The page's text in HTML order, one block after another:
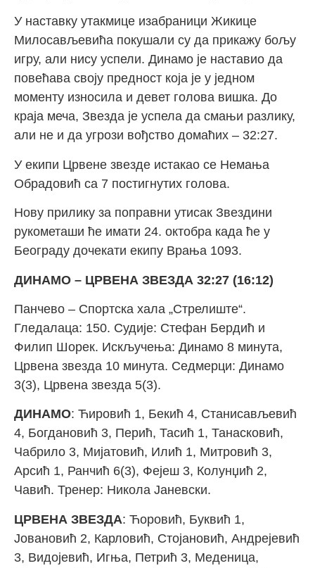
У наставку утакмице изабраници Жикице
Милосављевића покушали су да прикажу бољу
игру, али нису успели. Динамо је наставио да
повећава своју предност која је у једном
моменту износила и девет голова вишка. До
краја меча, Звезда је успела да смањи разлику,
али не и да угрози вођство домаћих – 32:27.
У екипи Црвене звезде истакао се Немања
Обрадовић са 7 постигнутих голова.
Нову прилику за поправни утисак Звездини
рукометаши ће имати 24. октобра када ће у
Београду дочекати екипу Врања 1093.
ДИНАМО – ЦРВЕНА ЗВЕЗДА 32:27 (16:12)
Панчево – Спортска хала „Стрелиште“.
Гледалаца: 150. Судије: Стефан Бердић и
Филип Шорек. Искључења: Динамо 8 минута,
Црвена звезда 10 минута. Седмерци: Динамо
3(3), Црвена звезда 5(3).
ДИНАМО: Ћировић 1, Бекић 4, Станисављевић
4, Богдановић 3, Перић, Тасић 1, Танасковић,
Чабрило 3, Мијатовић, Илић 1, Митровић 3,
Арсић 1, Ранчић 6(3), Фејеш 3, Колунџић 2,
Чавић. Тренер: Никола Јаневски.
ЦРВЕНА ЗВЕЗДА: Ћоровић, Буквић 1,
Јовановић 2, Карловић, Стојановић, Андрејевић
3, Видојевић, Игња, Петрић 3, Меденица,